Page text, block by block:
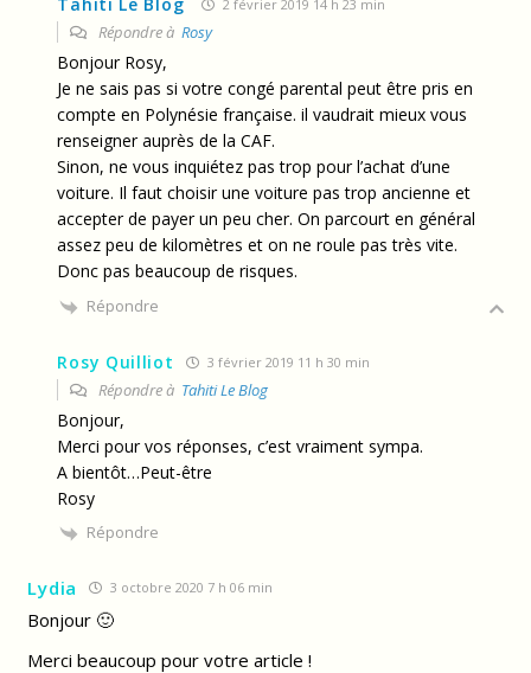
2 février 2019 14 h 23 min
Répondre àRosy
Bonjour Rosy,
Je ne sais pas si votre congé parental peut être pris en
compte en Polynésie française. il vaudrait mieux vous
renseigner auprès de la CAF.
Sinon, ne vous inquiétez pas trop pour l’achat d’une
voiture. Il faut choisir une voiture pas trop ancienne et
accepter de payer un peu cher. On parcourt en général
assez peu de kilomètres et on ne roule pas très vite.
Donc pas beaucoup de risques.
Répondre
Rosy Quilliot 3 février 2019 11 h 30 min
Répondre à Tahiti Le Blog
Bonjour,
Merci pour vos réponses, c’est vraiment sympa.
A bientôt…Peut-être
Rosy
Répondre
Lydia 3 octobre 2020 7 h 06 min
Bonjour 🙂
Merci beaucoup pour votre article !